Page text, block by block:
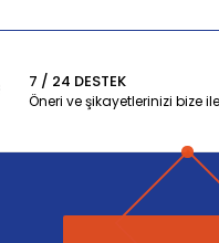
7 / 24 DESTEK
Öneri ve şikayetlerinizi bize